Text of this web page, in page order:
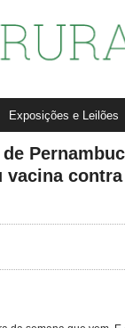
Exposições e Leilões
vacina contra